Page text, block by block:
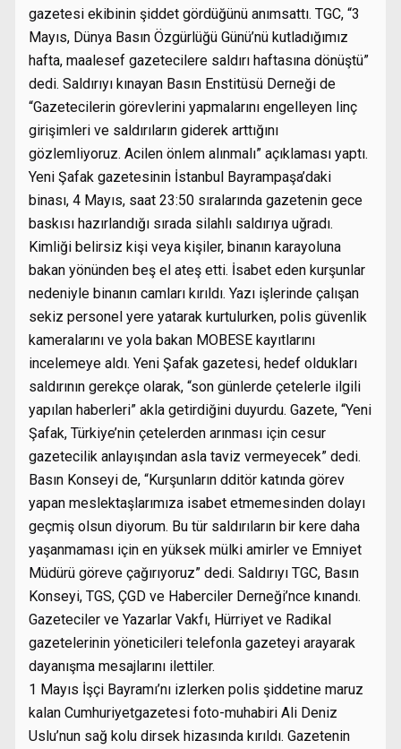
gazetesi ekibinin şiddet gördüğünü anımsattı. TGC, “3
Mayıs, Dünya Basın Özgürlüğü Günü’nü kutladığımız
hafta, maalesef gazetecilere saldırı haftasına dönüştü”
dedi. Saldırıyı kınayan Basın Enstitüsü Derneği de
“Gazetecilerin görevlerini yapmalarını engelleyen linç
girişimleri ve saldırıların giderek arttığını
gözlemliyoruz. Acilen önlem alınmalı” açıklaması yaptı.
Yeni Şafak gazetesinin İstanbul Bayrampaşa’daki
binası, 4 Mayıs, saat 23:50 sıralarında gazetenin gece
baskısı hazırlandığı sırada silahlı saldırıya uğradı.
Kimliği belirsiz kişi veya kişiler, binanın karayoluna
bakan yönünden beş el ateş etti. İsabet eden kurşunlar
nedeniyle binanın camları kırıldı. Yazı işlerinde çalışan
sekiz personel yere yatarak kurtulurken, polis güvenlik
kameralarını ve yola bakan MOBESE kayıtlarını
incelemeye aldı. Yeni Şafak gazetesi, hedef oldukları
saldırının gerekçe olarak, “son günlerde çetelerle ilgili
yapılan haberleri” akla getirdiğini duyurdu. Gazete, “Yeni
Şafak, Türkiye’nin çetelerden arınması için cesur
gazetecilik anlayışından asla taviz vermeyecek” dedi.
Basın Konseyi de, “Kurşunların dditör katında görev
yapan meslektaşlarımıza isabet etmemesinden dolayı
geçmiş olsun diyorum. Bu tür saldırıların bir kere daha
yaşanmaması için en yüksek mülki amirler ve Emniyet
Müdürü göreve çağırıyoruz” dedi. Saldırıyı TGC, Basın
Konseyi, TGS, ÇGD ve Haberciler Derneği’nce kınandı.
Gazeteciler ve Yazarlar Vakfı, Hürriyet ve Radikal
gazetelerinin yöneticileri telefonla gazeteyi arayarak
dayanışma mesajlarını ilettiler.
1 Mayıs İşçi Bayramı’nı izlerken polis şiddetine maruz
kalan Cumhuriyetgazetesi foto-muhabiri Ali Deniz
Uslu’nun sağ kolu dirsek hizasında kırıldı. Gazetenin